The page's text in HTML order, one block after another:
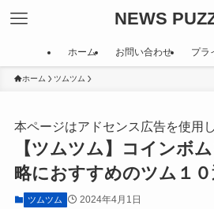
NEWS
ホーム お問い合わせ プラ
ホーム ツムツム
本ページはアドセンス広告を使用
【ツムツム】コインボ
略におすすめのツム１０
ツムツム 2024年4月1日